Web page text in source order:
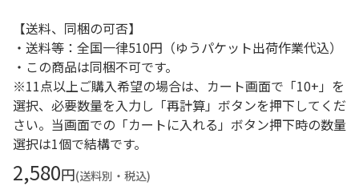
【送料、同梱の可否】
・送料等：全国一律510円（ゆうパケット出荷作業代込）
・この商品は同梱不可です。
※11点以上ご購入希望の場合は、カート画面で「10+」を
選択、必要数量を入力し「再計算」ボタンを押下してくだ
さい。当画面での「カートに入れる」ボタン押下時の数量
選択は1個で結構です。
2,580円(送料別・税込)